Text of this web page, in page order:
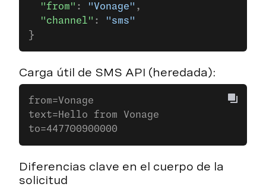
  "from"
: "Vonage" ,
  "channel"
:
"sms"
}
Carga útil de SMS API (heredada):
from=Vonage
text=Hello from Vonage
to=447700900000
Diferencias clave en el cuerpo de la
solicitud